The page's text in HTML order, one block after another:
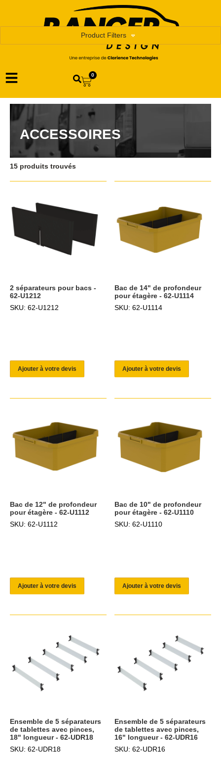
0
ACCESSOIRES
Product Filters
15 produits trouvés
2 séparateurs pour bacs -
62-U1212
SKU: 62-U1212
Ajouter à votre devis
Bac de 14" de profondeur
pour étagère - 62-U1114
SKU: 62-U1114
Ajouter à votre devis
Bac de 12" de profondeur
pour étagère - 62-U1112
SKU: 62-U1112
Ajouter à votre devis
Bac de 10" de profondeur
pour étagère - 62-U1110
SKU: 62-U1110
Ajouter à votre devis
Ensemble de 5 séparateurs
de tablettes avec pinces,
18" longueur - 62-UDR18
SKU: 62-UDR18
Ensemble de 5 séparateurs
de tablettes avec pinces,
16" longueur - 62-UDR16
SKU: 62-UDR16